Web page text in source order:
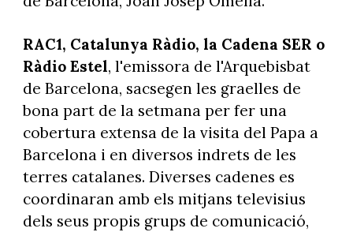
RAC1, Catalunya Ràdio, la Cadena SER o
Ràdio Estel, l'emissora de l'Arquebisbat
de Barcelona, sacsegen les graelles de
bona part de la setmana per fer una
cobertura extensa de la visita del Papa a
Barcelona i en diversos indrets de les
terres catalanes. Diverses cadenes es
coordinaran amb els mitjans televisius
dels seus propis grups de comunicació,